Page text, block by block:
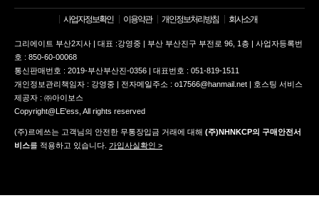
사업자정보확인 이용약관 개인정보처리방침 회사소개
그리에이트 부산2지사 | 대표 :강영중 | 부산 부산진구 부전로 96, 1층 | 사업자등록번
호 : 850-60-00068
통신판매번호 : 2019-부산부산진-0356 | 대표번호 : 051-819-1511
개인정보관리책임자 : 강영중 | 전자메일주소 : o17566@hanmail.net | 호스팅 서비스
제공자 : ㈜아이보스
Copyright@LE'ess, All rights reserved
(주)르에쓰는 고객님의 안전한 무통장입금 거래에 대해 (주)NHNKCP의 구매안전서
비스를 적용하고 있습니다. 가입사실확인 >